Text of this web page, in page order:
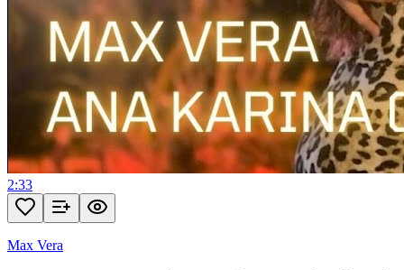
2:33
Max Vera